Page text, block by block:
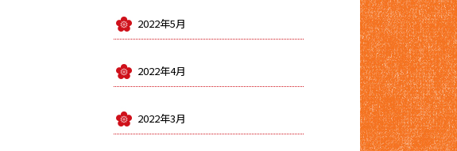
2022年5月
2022年4月
2022年3月